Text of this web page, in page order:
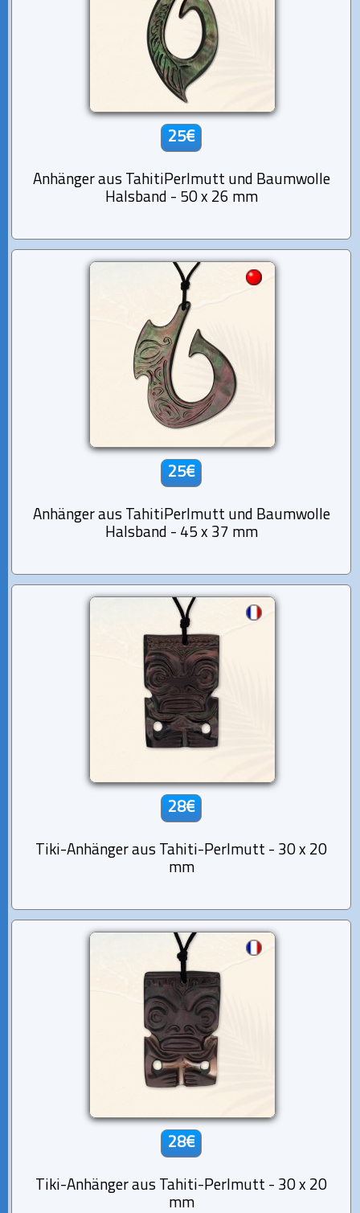
25€
Anhänger aus TahitiPerlmutt und Baumwolle
Halsband - 50 x 26 mm
25€
Anhänger aus TahitiPerlmutt und Baumwolle
Halsband - 45 x 37 mm
28€
Tiki-Anhänger aus Tahiti-Perlmutt - 30 x 20
mm
28€
Tiki-Anhänger aus Tahiti-Perlmutt - 30 x 20
mm